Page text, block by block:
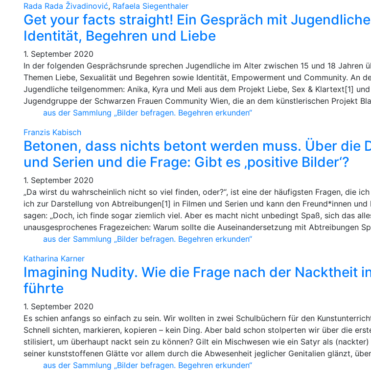
Rada Rada Živadinović, Rafaela Siegenthaler
Get your facts straight! Ein Gespräch mit
Identität, Begehren und Liebe
1. September 2020
In der folgenden Gesprächsrunde sprechen Jugendliche im Alter zwischen 15 und 18 Jahren
Themen Liebe, Sexualität und Begehren sowie Identität, Empowerment und Community. An
Jugendliche teilgenommen: Anika, Kyra und Meli aus dem Projekt Liebe, Sex & Klartext[1]
Jugendgruppe der Schwarzen Frauen Community Wien, die an dem künstlerischen Projekt
aus der Sammlung „Bilder befragen. Begehren erkunden“
Franzis Kabisch
Betonen, dass nichts betont werden muss. Über die
und Serien und die Frage: Gibt es ‚positive Bilder‘?
1. September 2020
„Da wirst du wahrscheinlich nicht so viel finden, oder?“, ist eine der häufigsten Fragen, die
ich zur Darstellung von Abtreibungen[1] in Filmen und Serien und kann den Freund*innen
sagen: „Doch, ich finde sogar ziemlich viel. Aber es macht nicht unbedingt Spaß, sich das
unausgesprochenes Fragezeichen: Warum sollte die Auseinandersetzung mit Abtreibungen
aus der Sammlung „Bilder befragen. Begehren erkunden“
Katharina Karner
Imagining Nudity. Wie die Frage nach der Nacktheit
führte
1. September 2020
Es schien anfangs so einfach zu sein. Wir wollten in zwei Schulbüchern für den
Schnell sichten, markieren, kopieren – kein Ding. Aber bald schon stolperten wir über die
stilisiert, um überhaupt nackt sein zu können? Gilt ein Mischwesen wie ein Satyr als
seiner kunststoffenen Glätte vor allem durch die Abwesenheit jeglicher Genitalien glänzt,
aus der Sammlung „Bilder befragen. Begehren erkunden“